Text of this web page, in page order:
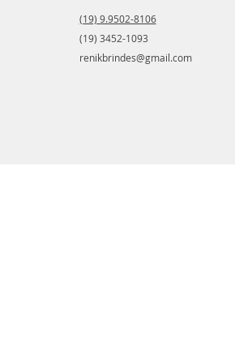
(19) 9.9502-8106
(19) 3452-1093
renikbrindes@gmail.com